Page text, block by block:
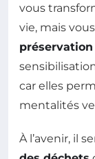
vous
vie, mais
car elles
mentalités
À l’avenir, il